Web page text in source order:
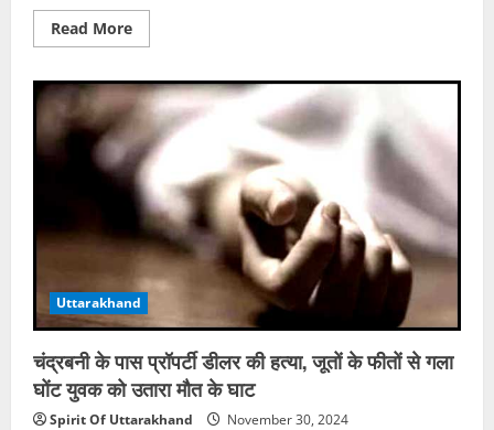
Read MoreRead
more
में
50
फीट
ऊंचे
पेड़
पर
चढ़े
युवक
किया
ड्रामा,
दो
घंटे
बाद
नीचे
कूदा,
इस
बात
से
था
नाराज
Uttarakhand
चंद्रबनी के पास प्रॉपर्टी डीलर की हत्या, जूतों के फीतों से गला
घोंट युवक को उतारा मौत के घाट
Spirit Of Uttarakhand November 30, 2024